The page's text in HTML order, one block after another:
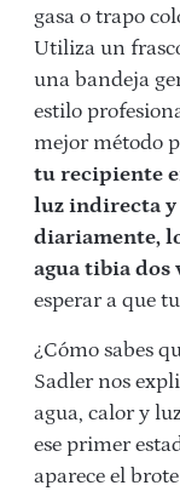
gasa o trapo
Utiliza un
una bandeja
estilo
mejor método
tu recipiente
luz indirecta y
diariamente,
agua tibia dos
esperar a que
¿Cómo sabes
Sadler nos
agua, calor y
ese primer
aparece el